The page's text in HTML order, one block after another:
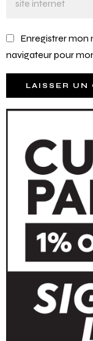
Enregistrer mon
navigateur pour